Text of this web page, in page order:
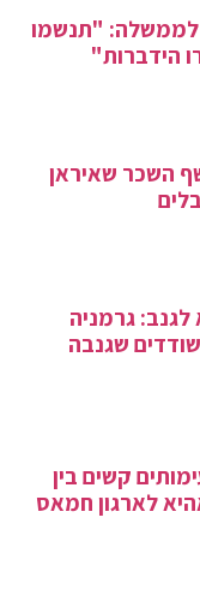
לממשלה: "תנשמו
הידברות"
השכר שאיראן
גרמניה
שגנבה
קשים בין
לארגון חמאס